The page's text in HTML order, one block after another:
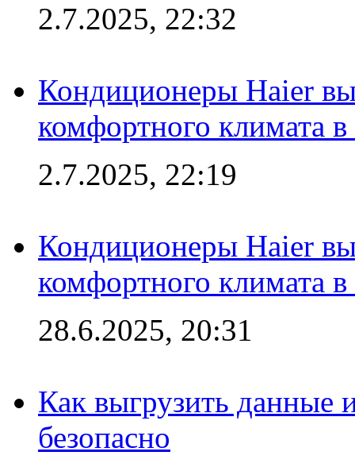
2.7.2025, 22:32
Кондиционеры Haier
комфортного климата
2.7.2025, 22:19
Кондиционеры Haier
комфортного климата
28.6.2025, 20:31
Как выгрузить данные
безопасно